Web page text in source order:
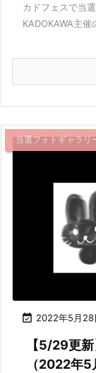
カドフェスで当
KADOKAWA主
 2022年5月28
当選フォトギャラリ
【5/29更
（2022年5